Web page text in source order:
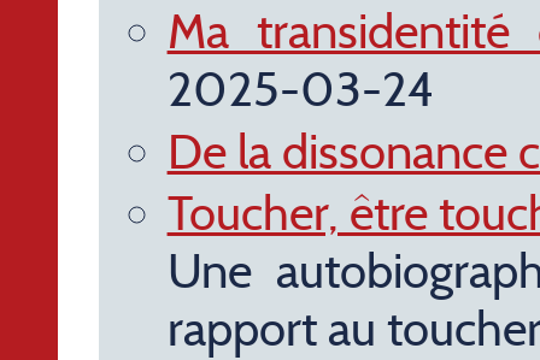
Ma
2025-03-24
De la dissonance
Toucher, être
Une
rapport au